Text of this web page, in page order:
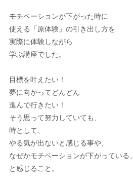
モチベーションが下がった時に
使える「原体験」の引き出し方を
実際に体験しながら
学ぶ講座でした。
目標を叶えたい！
夢に向かってどんどん
進んで行きたい！
そう思って努力していても、
時として、
やる気が出ないと感じる事や、
なぜかモチベーションが下がっている、
と感じること。